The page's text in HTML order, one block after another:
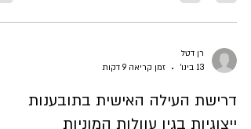
עלולים להכביד על יעילות ההליך הייצוגי וליצור חשש
סותרות. לפיכך, סעיף 7(א) לחוק תובענות ייצוגיות מעגן מנגנון
עמדה זה יבחן את הסיכון לניצול אסטרטגי של מנגנון הניתוב
הקבוע בסעיף 7(א) לחוק בידי "שחקנים חוזרים"
רן דטל
13 בינו׳
זמן קריאה 9 דקות
דרישת העילה האישית בתובענות
ייצוגיות בגין עוולות המוניות